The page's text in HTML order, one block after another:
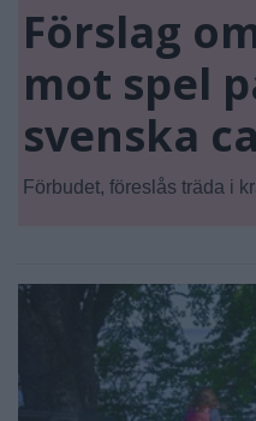
Förslag
mot spel
svenska
Förbudet, föreslås träda i